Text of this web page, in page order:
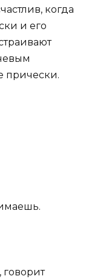
когда
и его
прически.
говорит